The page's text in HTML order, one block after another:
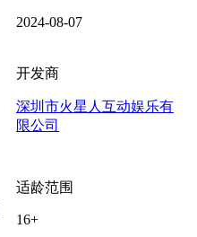
2024-08-07
开发商
深圳市火星人互动娱乐有
限公司
适龄范围
16+